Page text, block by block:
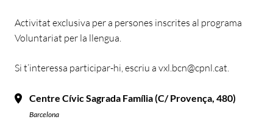
Activitat exclusiva per a persones inscrites al programa
Voluntariat per la llengua.
Si t’interessa participar-hi, escriu a vxl.bcn@cpnl.cat.
Centre Cívic Sagrada Família (C/ Provença, 480)
Barcelona